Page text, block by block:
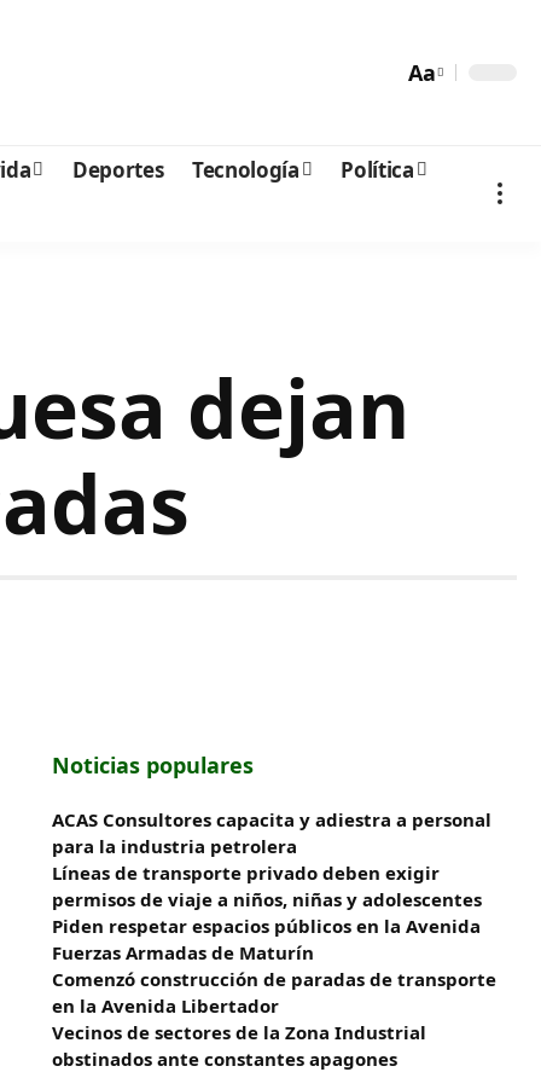
Aa
Deportes Tecnología
Política
dejan
Noticias populares
ACAS Consultores capacita y adiestra a personal
para la industria petrolera
Líneas de transporte privado deben exigir
permisos de viaje a niños, niñas y adolescentes
Piden respetar espacios públicos en la Avenida
Fuerzas Armadas de Maturín
​Comenzó construcción de paradas de transporte
en la Avenida Libertador
Vecinos de sectores de la Zona Industrial
obstinados ante constantes apagones